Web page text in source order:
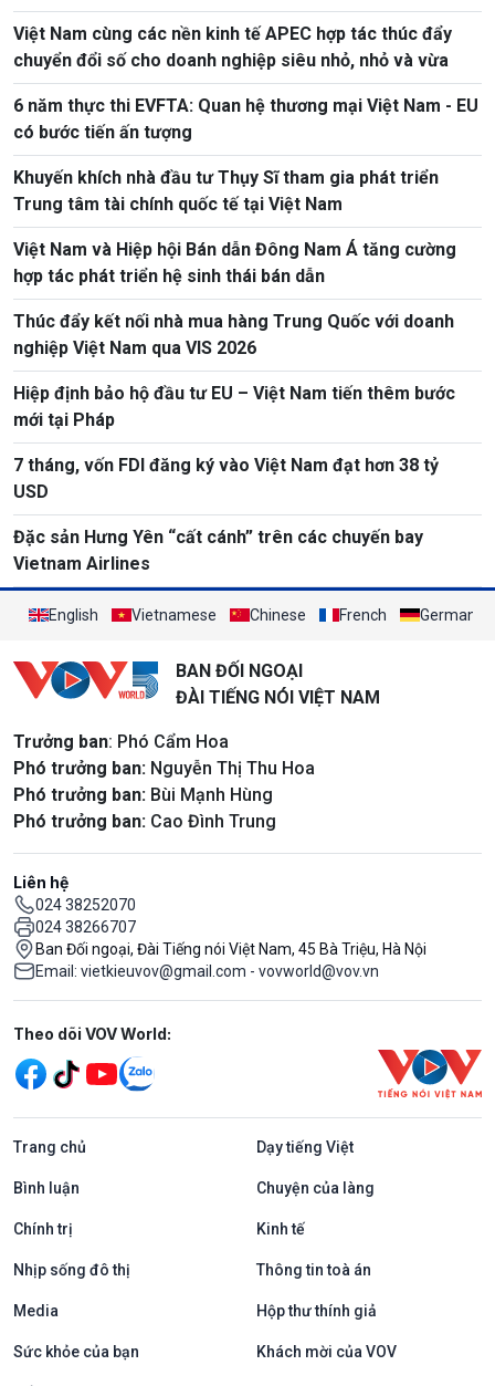
Việt Nam cùng các nền kinh tế APEC hợp tác thúc đẩy
chuyển đổi số cho doanh nghiệp siêu nhỏ, nhỏ và vừa
6 năm thực thi EVFTA: Quan hệ thương mại Việt Nam - EU
có bước tiến ấn tượng
Khuyến khích nhà đầu tư Thụy Sĩ tham gia phát triển
Trung tâm tài chính quốc tế tại Việt Nam
Việt Nam và Hiệp hội Bán dẫn Đông Nam Á tăng cường
hợp tác phát triển hệ sinh thái bán dẫn
Thúc đẩy kết nối nhà mua hàng Trung Quốc với doanh
nghiệp Việt Nam qua VIS 2026
Hiệp định bảo hộ đầu tư EU – Việt Nam tiến thêm bước
mới tại Pháp
7 tháng, vốn FDI đăng ký vào Việt Nam đạt hơn 38 tỷ
USD
Đặc sản Hưng Yên “cất cánh” trên các chuyến bay
Vietnam Airlines
English Vietnamese Chinese French German
BAN ĐỐI NGOẠI
ĐÀI TIẾNG NÓI VIỆT NAM
Trưởng ban: Phó Cẩm Hoa
Phó trưởng ban: Nguyễn Thị Thu Hoa
Phó trưởng ban: Bùi Mạnh Hùng
Phó trưởng ban: Cao Đình Trung
Liên hệ
024 38252070
024 38266707
Ban Đối ngoại, Đài Tiếng nói Việt Nam, 45 Bà Triệu, Hà Nội
Email: vietkieuvov@gmail.com - vovworld@vov.vn
Mạng xã hội
Theo dõi VOV World:
Trang chủ Dạy tiếng Việt
Bình luận Chuyện của làng
Chính trị Kinh tế
Nhịp sống đô thị Thông tin toà án
Media Hộp thư thính giả
Sức khỏe của bạn Khách mời của VOV